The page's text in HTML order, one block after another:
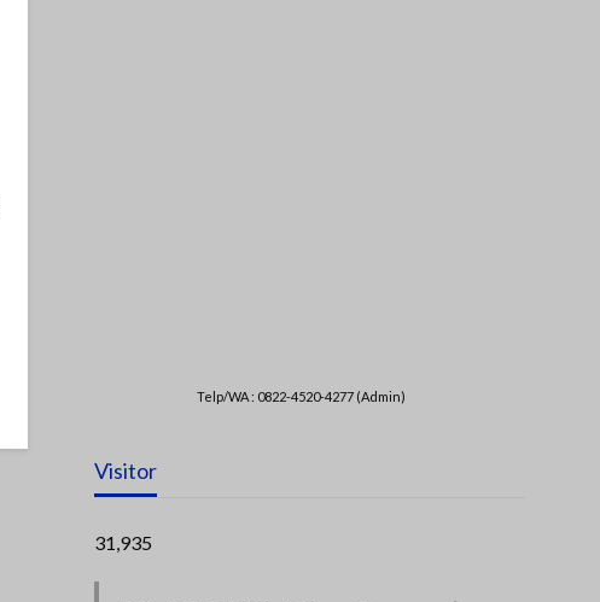
Telp/WA : 0822-4520-4277 (Admin)
Visitor
31,935